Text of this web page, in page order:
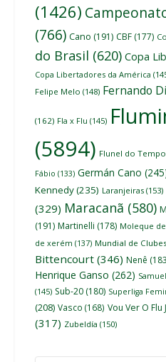
(1426)
(766) Cano (191) CBF (177)
do Brasil (620) Copa
Copa Libertadores da América
Felipe Melo (148) Fernando
(162) Fla x Flu (145)
(5894) Flunel do Tempo
Fábio (133) Germán Cano
Kennedy(235) Laranjeiras (153)
(329) Maracanã (580)
(191) Martinelli (178) Moleque
de xerém (137) Mundial de Clubes
Bittencourt (346) Nenê
Henrique Ganso (262)
(145) Sub-20 (180) Superliga
(208) Vasco (168) Vou Ver O Flu
(317) Zubeldía (150)